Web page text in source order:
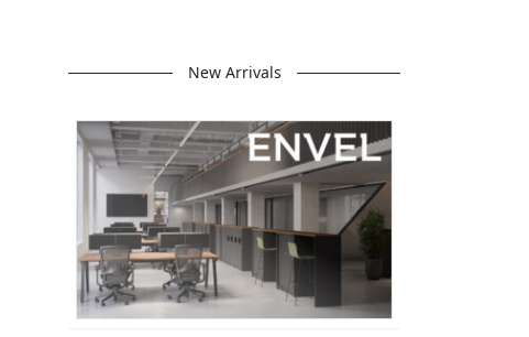
New Arrivals